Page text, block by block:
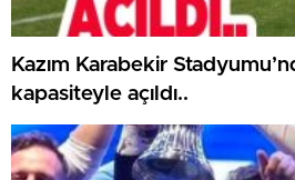
Kazım Karabekir
kapasiteyle açıldı..